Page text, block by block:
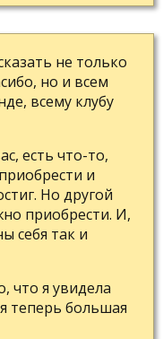
не только
но и всем
всему клубу
есть что-то,
и
Но другой
приобрести. И,
себя так и
что я увидела
теперь большая